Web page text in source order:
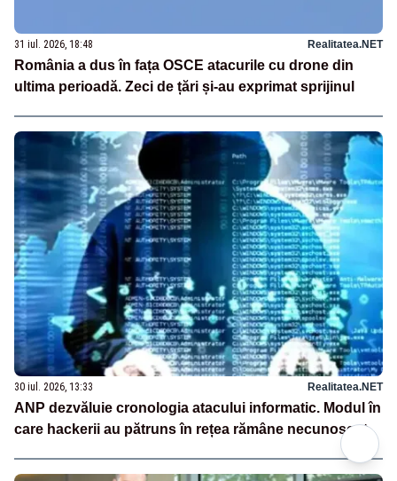
31 iul. 2026, 18:48 Realitatea.NET
România a dus în fața OSCE atacurile cu drone din
ultima perioadă. Zeci de țări și-au exprimat sprijinul
30 iul. 2026, 13:33 Realitatea.NET
ANP dezvăluie cronologia atacului informatic. Modul în
care hackerii au pătruns în rețea rămâne necunoscut